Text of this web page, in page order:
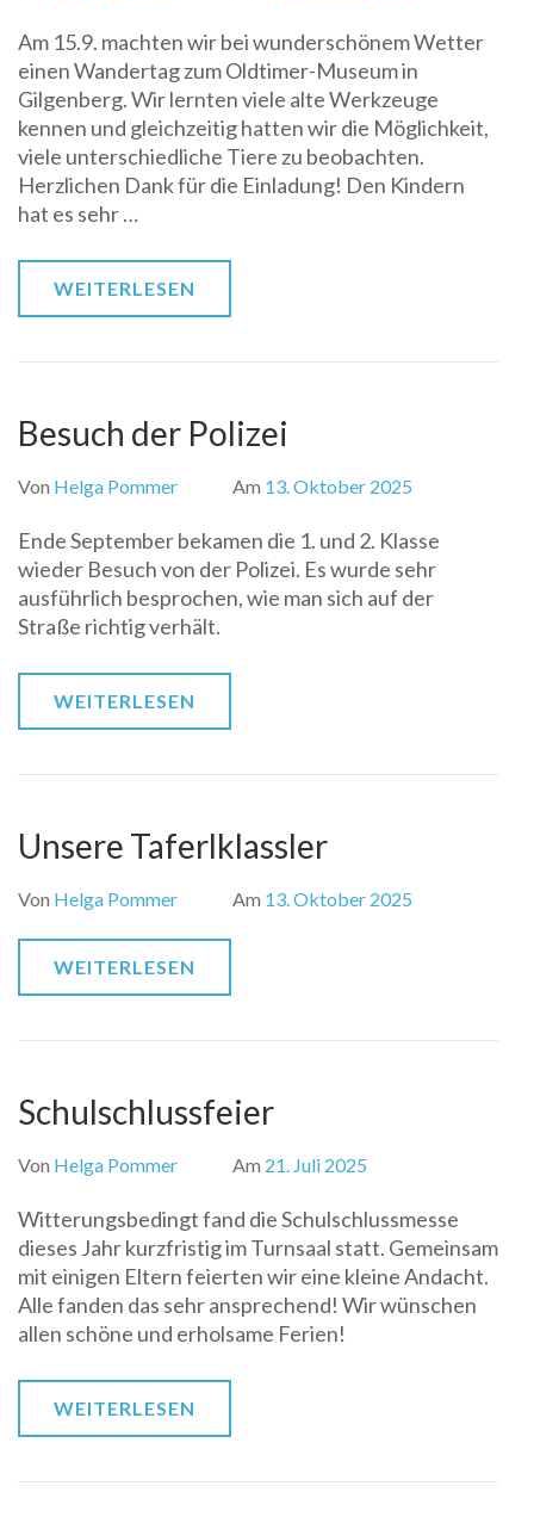
Am 15.9. machten wir bei wunderschönem Wetter
einen Wandertag zum Oldtimer-Museum in
Gilgenberg. Wir lernten viele alte Werkzeuge
kennen und gleichzeitig hatten wir die Möglichkeit,
viele unterschiedliche Tiere zu beobachten.
Herzlichen Dank für die Einladung! Den Kindern
hat es sehr …
WEITERLESEN
Besuch der Polizei
Von Helga Pommer Am 13. Oktober 2025
Ende September bekamen die 1. und 2. Klasse
wieder Besuch von der Polizei. Es wurde sehr
ausführlich besprochen, wie man sich auf der
Straße richtig verhält.
WEITERLESEN
Unsere Taferlklassler
Von Helga Pommer Am 13. Oktober 2025
WEITERLESEN
Schulschlussfeier
Von Helga Pommer Am 21. Juli 2025
Witterungsbedingt fand die Schulschlussmesse
dieses Jahr kurzfristig im Turnsaal statt. Gemeinsam
mit einigen Eltern feierten wir eine kleine Andacht.
Alle fanden das sehr ansprechend! Wir wünschen
allen schöne und erholsame Ferien!
WEITERLESEN